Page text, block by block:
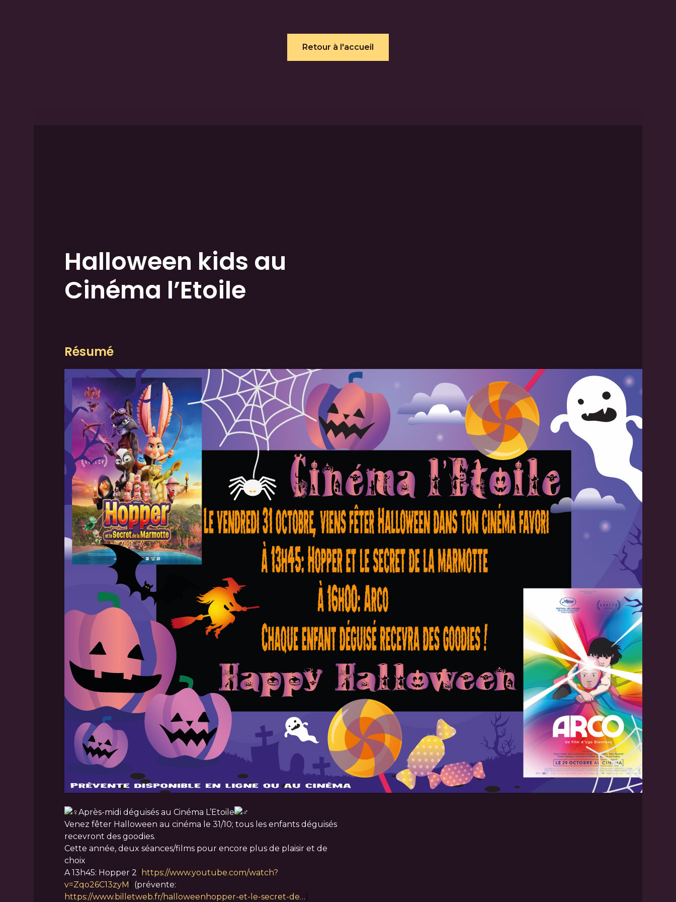
Retour à l'accueil
Halloween kids au
Cinéma l’Etoile
Résumé
Après-midi déguisés au Cinéma L’Etoile
Venez fêter Halloween au cinéma le 31/10; tous les enfants déguisés
recevront des goodies.
Cette année, deux séances/films pour encore plus de plaisir et de
choix
A 13h45: Hopper 2 ( https://www.youtube.com/watch?
v=Zqo26C13zyM) (prévente:
https://www.billetweb.fr/halloweenhopper-et-le-secret-de…)